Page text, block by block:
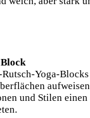
Yoga-
und Stilen